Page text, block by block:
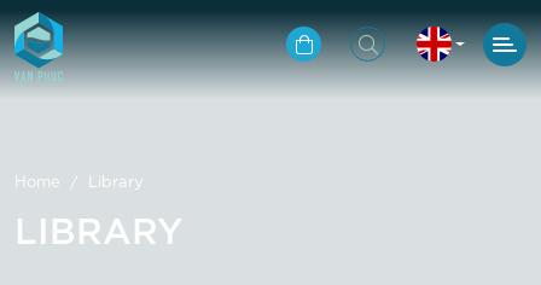
Home Library
LIBRARY